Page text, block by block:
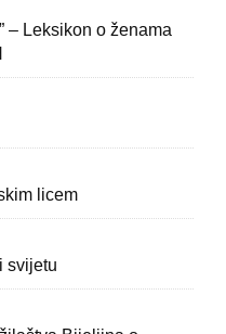
– Leksikon o ženama
licem
svijetu